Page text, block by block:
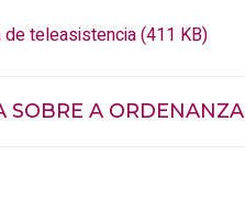
teleasistencia (411 KB)
SOBRE A ORDENANZA